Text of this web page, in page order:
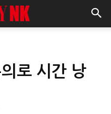
로 시간 낭